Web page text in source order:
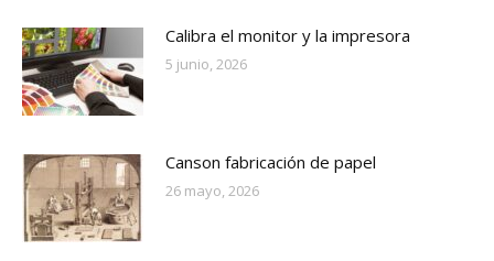
Calibra el monitor y la impresora
5 junio, 2026
Canson fabricación de papel
26 mayo, 2026